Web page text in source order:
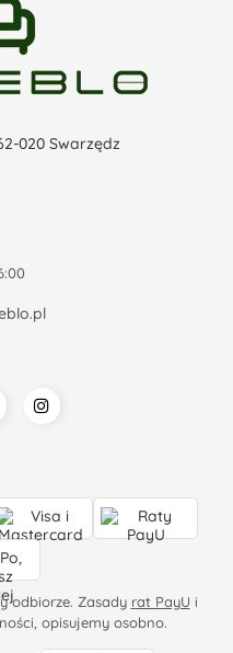
020 Swarzędz
odbiorze. Zasady rat PayU i
opisujemy osobno.